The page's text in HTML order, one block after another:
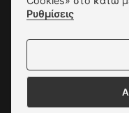
Δεχόμαστε
Ρυθμίσεις